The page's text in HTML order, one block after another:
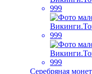
Серебряная